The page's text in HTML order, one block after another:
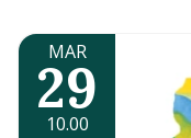
MAR
29
10.00